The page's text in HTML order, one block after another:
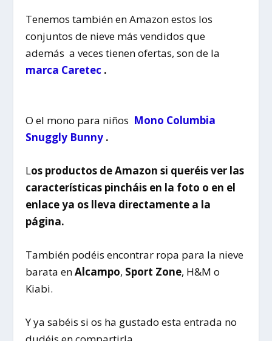
Tenemos también en Amazon estos los
conjuntos de nieve más vendidos que
además a veces tienen ofertas, son de la
marca Caretec .
O el mono para niños Mono Columbia
Snuggly Bunny .
Los productos de Amazon si queréis ver las
características pincháis en la foto o en el
enlace ya os lleva directamente a la
página.
También podéis encontrar ropa para la nieve
barata enAlcampo, Sport Zone, H&M o
Kiabi.
Y ya sabéis si os ha gustado esta entrada no